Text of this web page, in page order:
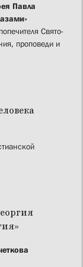
Павла
Свято-
проповеди и